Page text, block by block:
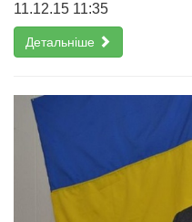
11.12.15 11:35
Детальніше